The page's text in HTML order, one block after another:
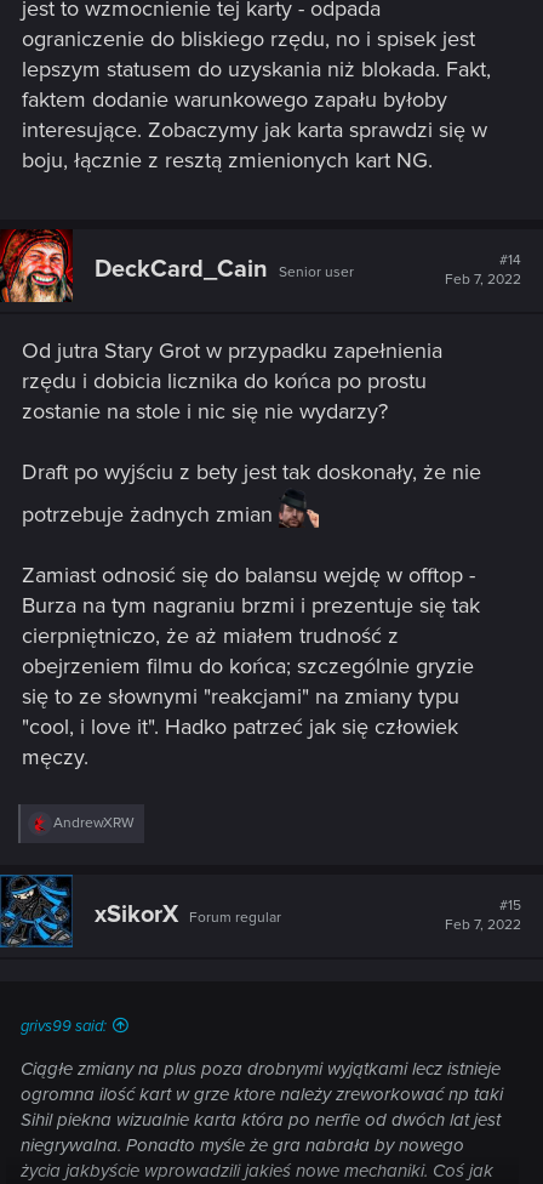
jest to wzmocnienie tej karty - odpada
ograniczenie do bliskiego rzędu, no i spisek jest
lepszym statusem do uzyskania niż blokada. Fakt,
faktem dodanie warunkowego zapału byłoby
interesujące. Zobaczymy jak karta sprawdzi się w
boju, łącznie z resztą zmienionych kart NG.
DeckCard_Cain Senior user
#14
Feb 7, 2022
Od jutra Stary Grot w przypadku zapełnienia
rzędu i dobicia licznika do końca po prostu
zostanie na stole i nic się nie wydarzy?
Draft po wyjściu z bety jest tak doskonały, że nie
potrzebuje żadnych zmian
Zamiast odnosić się do balansu wejdę w offtop -
Burza na tym nagraniu brzmi i prezentuje się tak
cierpniętniczo, że aż miałem trudność z
obejrzeniem filmu do końca; szczególnie gryzie
się to ze słownymi "reakcjami" na zmiany typu
"cool, i love it". Hadko patrzeć jak się człowiek
męczy.
R
c
t
i
o
AndrewXRW
xSikorX Forum regular
#15
Feb 7, 2022
grivs99 said:
Ciągłe zmiany na plus poza drobnymi wyjątkami lecz istnieje
ogromna ilość kart w grze ktore należy zreworkować np taki
Sihil piekna wizualnie karta która po nerfie od dwóch lat jest
niegrywalna. Ponadto myśle że gra nabrała by nowego
życia jakbyście wprowadzili jakieś nowe mechaniki. Coś jak